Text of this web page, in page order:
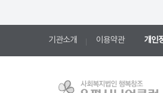
기관소개 이용약관 개인